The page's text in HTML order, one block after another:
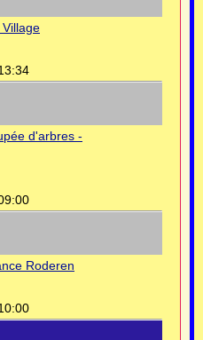
d'arbres -
Roderen